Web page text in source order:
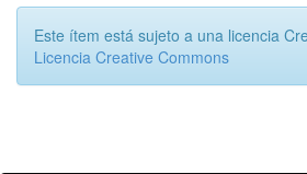
Este ítem está sujeto a una licencia
Licencia Creative Commons